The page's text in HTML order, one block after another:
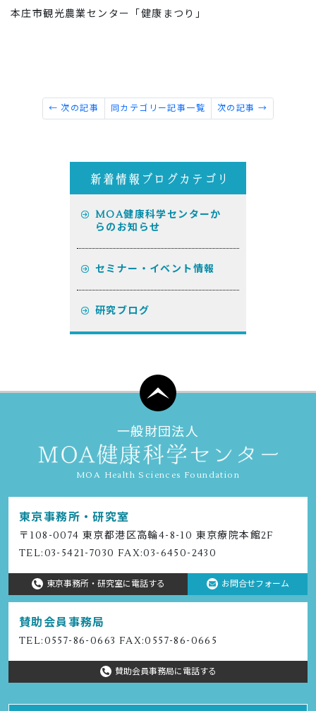
本庄市観光農業センター「健康まつり」
← 次の記事 同カテゴリー記事一覧 次の記事 →
MOA健康科学センターか
らのお知らせ
セミナー・イベント情報
研究ブログ
一般財団法人
MOA Health Sciences Foundation
東京事務所・研究室
〒108-0074 東京都港区⾼輪4-8-10 東京療院本館2F
TEL:03-5421-7030 FAX:03-6450-2430
東京事務所・研究室に電話する お問合せフォーム
賛助会員事務局
TEL:0557-86-0663 FAX:0557-86-0665
賛助会員事務局に電話する